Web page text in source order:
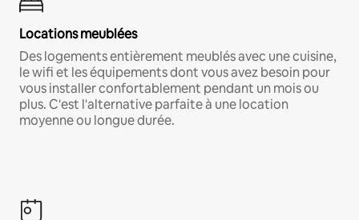
Locations meublées
Des logements entièrement meublés avec une cuisine,
le wifi et les équipements dont vous avez besoin pour
vous installer confortablement pendant un mois ou
plus. C'est l'alternative parfaite à une location
moyenne ou longue durée.